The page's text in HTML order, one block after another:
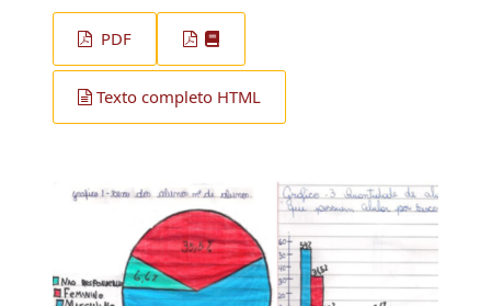
PDF
Texto completo HTML